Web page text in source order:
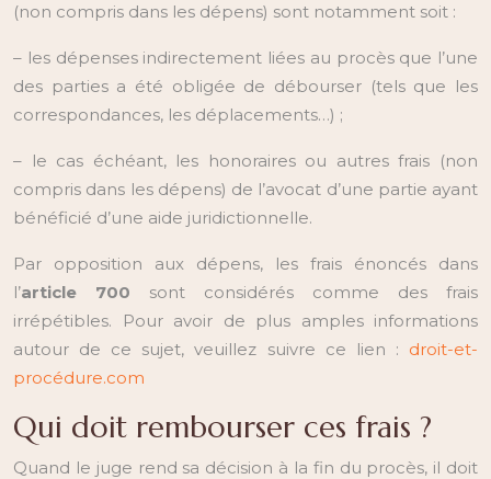
(non compris dans les dépens) sont notamment soit :
– les dépenses indirectement liées au procès que l’une
des parties a été obligée de débourser (tels que les
correspondances, les déplacements…) ;
– le cas échéant, les honoraires ou autres frais (non
compris dans les dépens) de l’avocat d’une partie ayant
bénéficié d’une aide juridictionnelle.
Par opposition aux dépens, les frais énoncés dans
l’article 700 sont considérés comme des frais
irrépétibles. Pour avoir de plus amples informations
autour de ce sujet, veuillez suivre ce lien : droit-et-
procédure.com
Qui doit rembourser ces frais ?
Quand le juge rend sa décision à la fin du procès, il doit